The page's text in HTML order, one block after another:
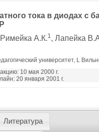
тока в диодах с
А.К.1, Лапейка
университет, L
10 мая 2000 г.
20 января 2001 г.
Литература